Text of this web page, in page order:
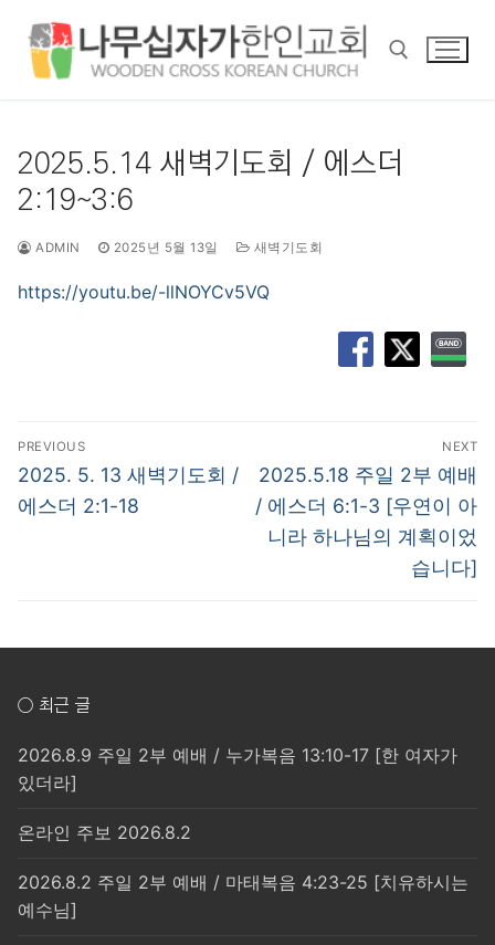
2025.5.14 새벽기도회 / 에스더
2:19~3:6
ADMIN 2025년 5월 13일 새벽기도회
https://youtu.be/-llNOYCv5VQ
글
탐
색
PREVIOUS
Previous
post:
2025. 5. 13 새벽기도회 /
에스더 2:1-18
NEXT
Next
post:
2025.5.18 주일 2부 예배
/ 에스더 6:1-3 [우연이 아
니라 하나님의 계획이었
습니다]
○ 최근 글
2026.8.9 주일 2부 예배 / 누가복음 13:10-17 [한 여자가
있더라]
온라인 주보 2026.8.2
2026.8.2 주일 2부 예배 / 마태복음 4:23-25 [치유하시는
예수님]